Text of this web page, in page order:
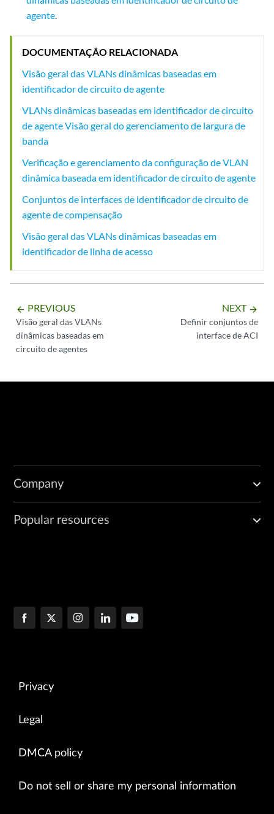
agente.
DOCUMENTAÇÃO RELACIONADA
Visão geral das VLANs dinâmicas baseadas em
identificador de circuito de agente
VLANs dinâmicas baseadas em identificador de circuito
de agente Visão geral do gerenciamento de largura de
banda
Verificação e gerenciamento da configuração de VLAN
dinâmica baseada em identificador de circuito de agente
Conjuntos de interfaces de identificador de circuito de
agente de compensação
Visão geral das VLANs dinâmicas baseadas em
identificador de linha de acesso
arrow_backward PREVIOUS
Visão geral das VLANs
dinâmicas baseadas em
circuito de agentes
NEXT arrow_forward
Definir conjuntos de
interface de ACI
Company
Popular resources
Privacy
Legal
DMCA policy
Do not sell or share my personal information